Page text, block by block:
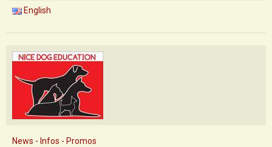
English
News - Infos - Promos